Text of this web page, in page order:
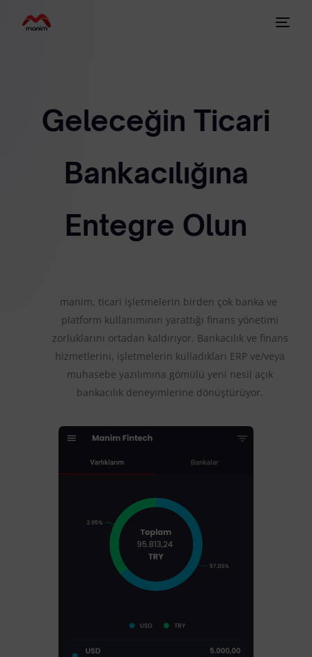
Geleceğin Ticari
Bankacılığına
Entegre Olun
manim, ticari işletmelerin birden çok banka ve
platform kullanımının yarattığı finans yönetimi
zorluklarını ortadan kaldırıyor. Bankacılık ve finans
hizmetlerini, işletmelerin kulladıkları ERP ve/veya
muhasebe yazılımına gömülü yeni nesil açık
bankacılık deneyimlerine dönüştürüyor.